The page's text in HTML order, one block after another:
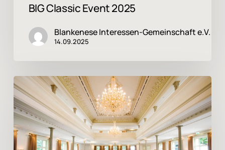
BIG Classic Event 2025
Blankenese Interessen-Gemeinschaft e.V.
14.09.2025
BIG
Classic
Event
2024